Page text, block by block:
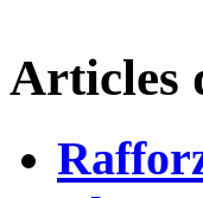
Articles